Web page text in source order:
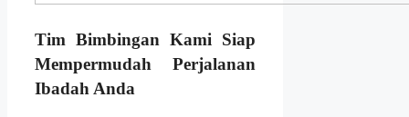
Tim Bimbingan Kami Siap
Mempermudah Perjalanan
Ibadah Anda